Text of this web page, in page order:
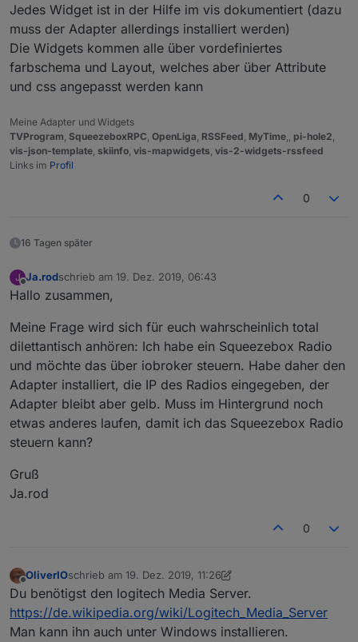
Jedes Widget ist in der Hilfe im vis dokumentiert (dazu
muss der Adapter allerdings installiert werden)
Die Widgets kommen alle über vordefiniertes
farbschema und Layout, welches aber über Attribute
und css angepasst werden kann
Meine Adapter und Widgets
TVProgram SqueezeboxRPC OpenLiga RSSFeed MyTime pi-hole2
vis-json-template skiinfo vis-mapwidgets vis-2-widgets-rssfeed
Links im Profil
0
16 Tagen später
J
Offline
Ja.rodschrieb am 19. Dez. 2019, 06:43
zuletzt editiert von
Hallo zusammen,
Meine Frage wird sich für euch wahrscheinlich total
dilettantisch anhören: Ich habe ein Squeezebox Radio
und möchte das über iobroker steuern. Habe daher den
Adapter installiert, die IP des Radios eingegeben, der
Adapter bleibt aber gelb. Muss im Hintergrund noch
etwas anderes laufen, damit ich das Squeezebox Radio
steuern kann?
Gruß
Ja.rod
0
Offline
OliverIOschrieb am 19. Dez. 2019, 11:26
zuletzt editiert von OliverIO
Du benötigst den logitech Media Server.
https://de.wikipedia.org/wiki/Logitech_Media_Server
Man kann ihn auch unter Windows installieren.